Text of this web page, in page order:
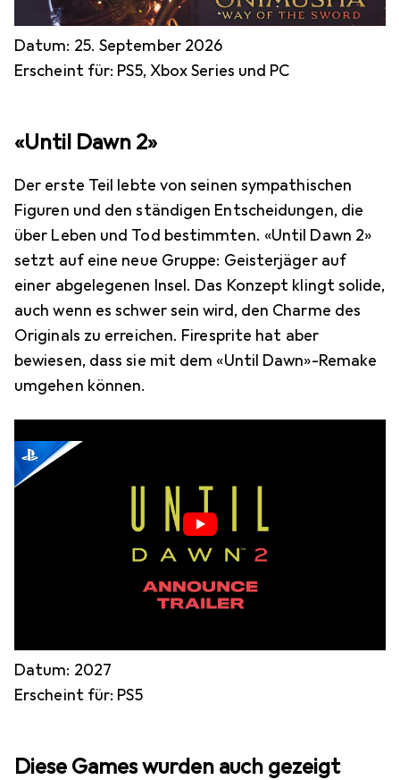
Datum: 25. September 2026
Erscheint für: PS5, Xbox Series und PC
«Until Dawn 2»
Der erste Teil lebte von seinen sympathischen
Figuren und den ständigen Entscheidungen, die
über Leben und Tod bestimmten. «Until Dawn 2»
setzt auf eine neue Gruppe: Geisterjäger auf
einer abgelegenen Insel. Das Konzept klingt solide,
auch wenn es schwer sein wird, den Charme des
Originals zu erreichen. Firesprite hat aber
bewiesen, dass sie mit dem «Until Dawn»-Remake
umgehen können.
Datum: 2027
Erscheint für: PS5
Diese Games wurden auch gezeigt